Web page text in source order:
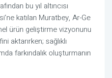
bu yıl altıncısı
katılan Muratbey, Ar-Ge
ürün geliştirme vizyonunu
aktarırken; sağlıklı
farkındalık oluşturmanın